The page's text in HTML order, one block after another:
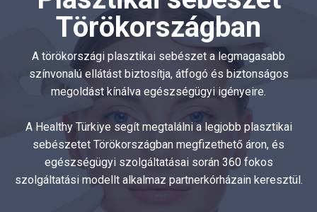
Törökországban
A törökországi plasztikai sebészet a legmagasabb
színvonalú ellátást biztosítja, átfogó és biztonságos
megoldást kínálva egészségügyi igényeire.
A Healthy Türkiye segít megtalálni a legjobb plasztikai
sebészetet Törökországban megfizethető áron, és
egészségügyi szolgáltatásai során 360 fokos
szolgáltatási modellt alkalmaz partnerkórházain keresztül.